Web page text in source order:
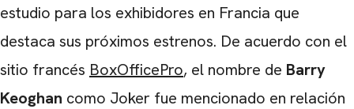
estudio para los exhibidores en Francia que
destaca sus próximos estrenos. De acuerdo con el
sitio francés BoxOfficePro, el nombre de Barry
Keoghan como Joker fue mencionado en relación